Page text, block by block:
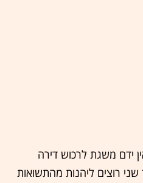
ידם משגת לרכוש דירה
רוצים ליהנות מהתשואות